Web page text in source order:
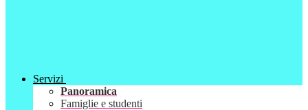
Servizi
Panoramica
Famiglie e studenti